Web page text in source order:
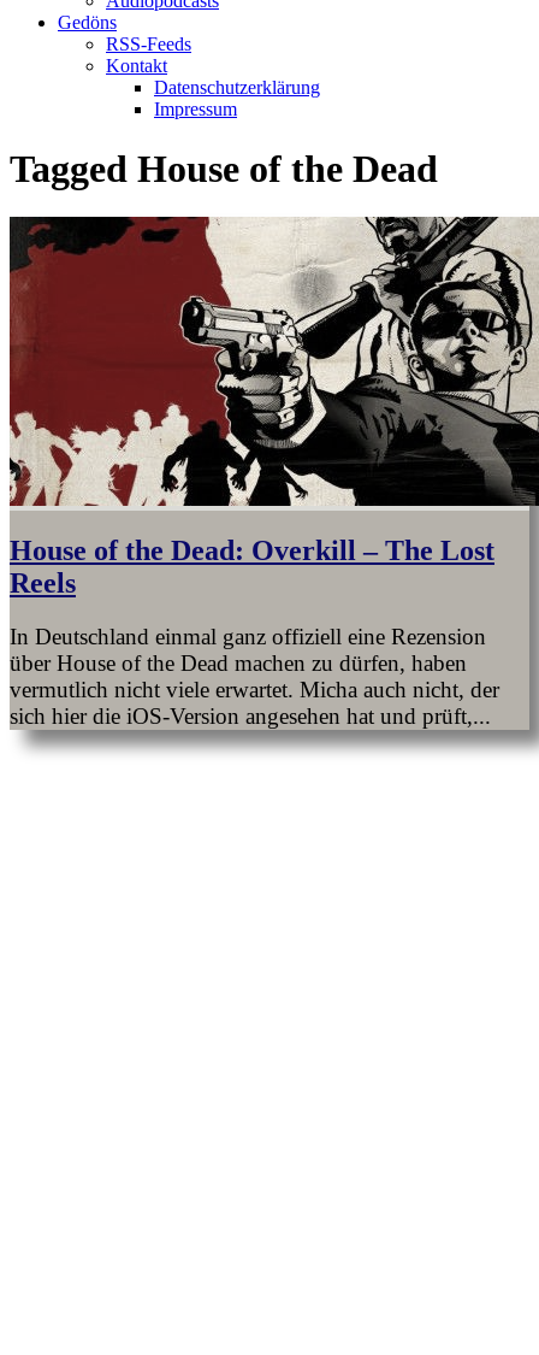
Gedöns
RSS-Feeds
Kontakt
Datenschutzerklärung
Impressum
Tagged House of the Dead
House of the Dead: Overkill – The Lost
Reels
In Deutschland einmal ganz offiziell eine Rezension
über House of the Dead machen zu dürfen, haben
vermutlich nicht viele erwartet. Micha auch nicht, der
sich hier die iOS-Version angesehen hat und prüft,...